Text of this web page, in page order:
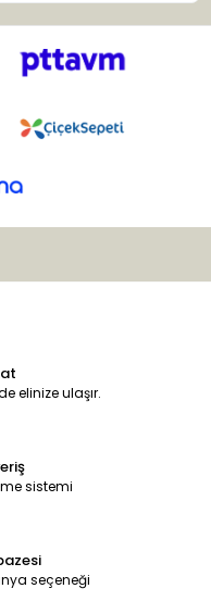
elinize ulaşır.
sistemi
seçeneği